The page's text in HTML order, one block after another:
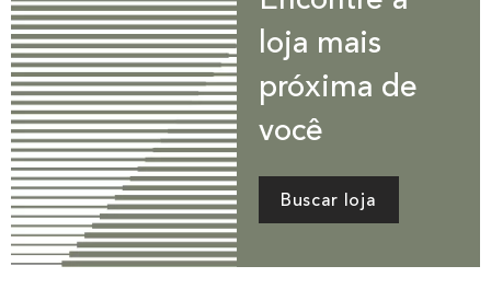
loja mais
próxima de
você
Buscar loja